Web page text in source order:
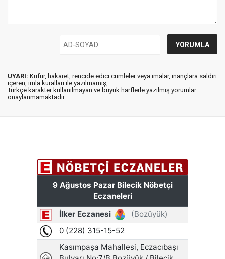
UYARI: Küfür, hakaret, rencide edici cümleler veya imalar, inançlara saldırı
içeren, imla kuralları ile yazılmamış,
Türkçe karakter kullanılmayan ve büyük harflerle yazılmış yorumlar
onaylanmamaktadır.